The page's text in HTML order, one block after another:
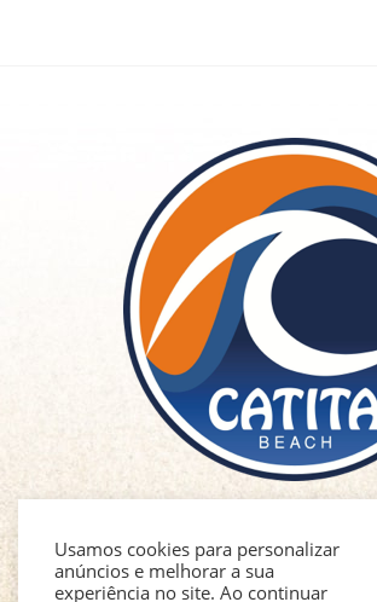
Usamos cookies para personalizar
anúncios e melhorar a sua
experiência no site. Ao continuar